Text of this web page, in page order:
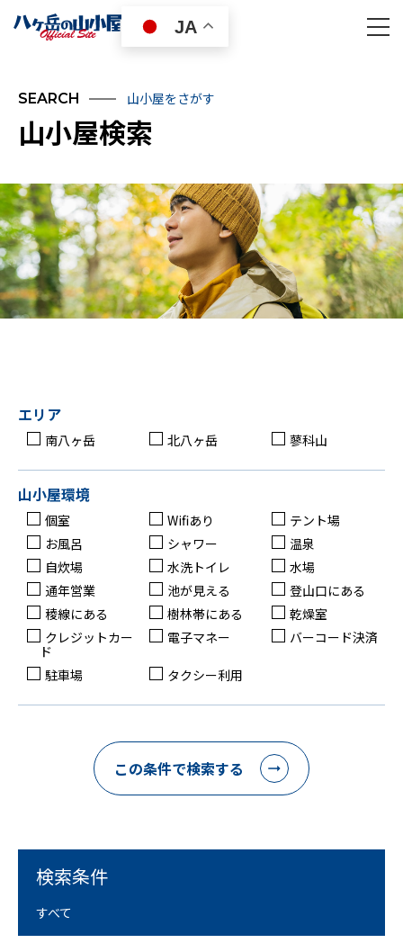
JA
SEARCH 山小屋をさがす
山小屋検索
エリア
南八ヶ岳 北八ヶ岳 蓼科山
山小屋環境
個室 Wifiあり
テント場
お風呂
シャワー
温泉
自炊場
水洗トイレ
水場
通年営業
池が見える
登山口にある
稜線にある
樹林帯にある
乾燥室
クレジットカー
ド
電子マネー バーコード決済
駐車場 タクシー利用
この条件で検索する
検索条件
すべて